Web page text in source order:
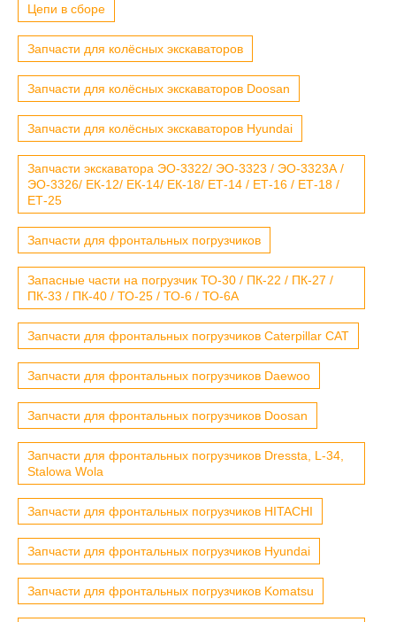
Цепи в сборе
Запчасти для колёсных экскаваторов
Запчасти для колёсных экскаваторов Doosan
Запчасти для колёсных экскаваторов Hyundai
Запчасти экскаватора ЭО-3322/ ЭО-3323 / ЭО-3323А /
ЭО-3326/ ЕК-12/ ЕК-14/ ЕК-18/ ЕТ-14 / ЕТ-16 / ЕТ-18 /
ЕТ-25
Запчасти для фронтальных погрузчиков
Запасные части на погрузчик ТО-30 / ПК-22 / ПК-27 /
ПК-33 / ПК-40 / ТО-25 / ТО-6 / ТО-6А
Запчасти для фронтальных погрузчиков Caterpillar CAT
Запчасти для фронтальных погрузчиков Daewoo
Запчасти для фронтальных погрузчиков Doosan
Запчасти для фронтальных погрузчиков Dressta, L-34,
Stalowa Wola
Запчасти для фронтальных погрузчиков HITACHI
Запчасти для фронтальных погрузчиков Hyundai
Запчасти для фронтальных погрузчиков Komatsu